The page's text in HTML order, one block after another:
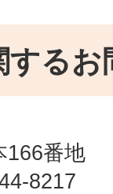
するお
166番地
8217